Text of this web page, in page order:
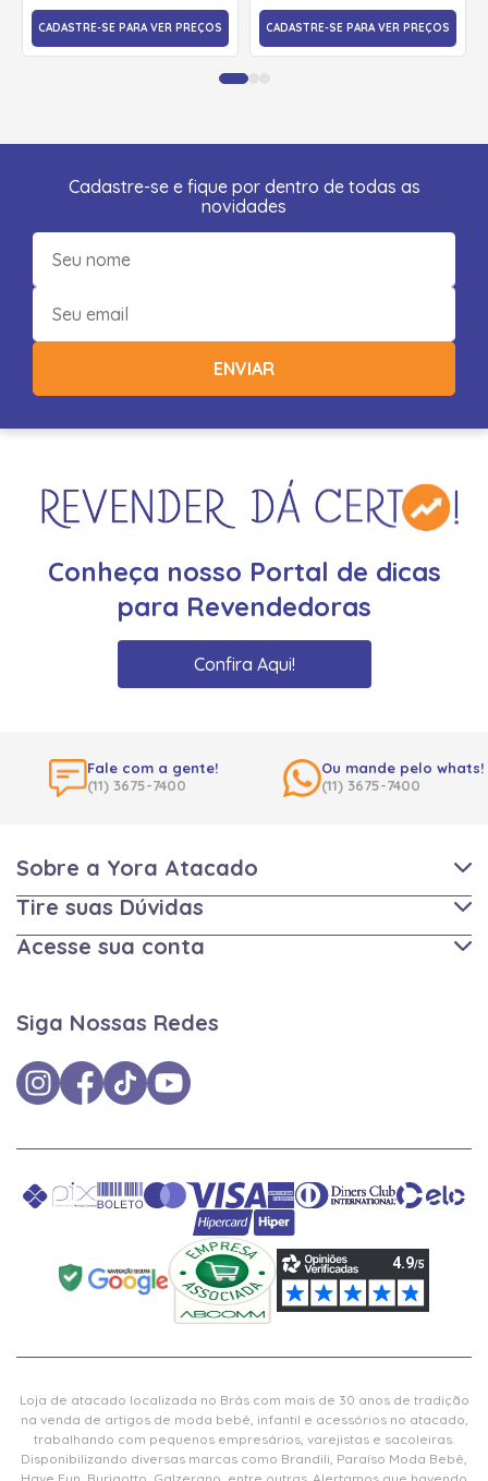
CADASTRE-SE PARA VER PREÇOS CADASTRE-SE PARA VER PREÇOS
Cadastre-se e fique por dentro de todas as
novidades
ENVIAR
Conheça nosso Portal de dicas
para Revendedoras
Confira Aqui!
Fale com a gente!
(11) 3675-7400
Ou mande pelo whats!
(11) 3675-7400
Sobre a Yora Atacado
Tire suas Dúvidas
Acesse sua conta
Siga Nossas Redes
Loja de atacado localizada no Brás com mais de 30 anos de tradição
na venda de artigos de moda bebê, infantil e acessórios no atacado,
trabalhando com pequenos empresários, varejistas e sacoleiras.
Disponibilizando diversas marcas como Brandili, Paraíso Moda Bebê,